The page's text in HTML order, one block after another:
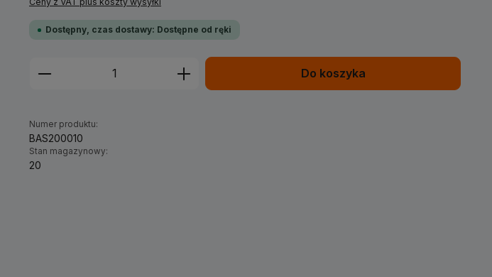
Dostępny, czas dostawy: Dostępne od ręki
Ilość produktu: Wprowadź żądaną ilość lub użyj
Do koszyka
Numer produktu:
BAS200010
Stan magazynowy:
20